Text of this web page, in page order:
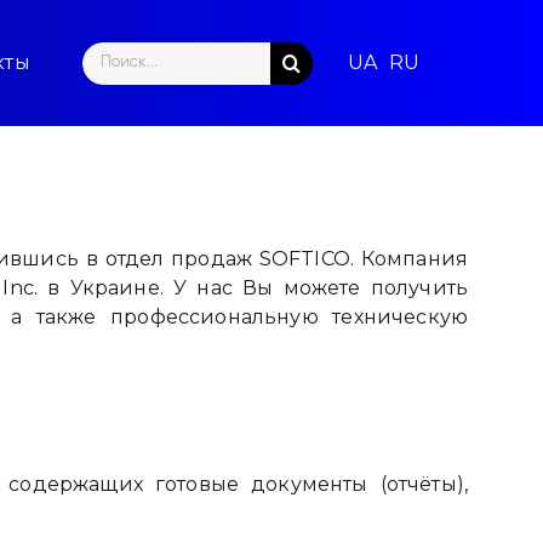
Search
for:
в отдел продаж SOFTICO. Компания
в Украине. У нас Вы можете получить
также профессиональную техническую
готовые документы (отчёты),